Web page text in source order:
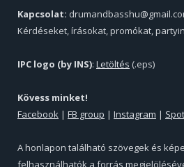
Kapcsolat:
Kérdéseket, írásokat, promókat,
IPC logo (by INS): Letöltés (.eps)
Kövess minket!
Facebook | FB group | Instagram |
A honlapon található szövegek és
felhasználhatók a forrás